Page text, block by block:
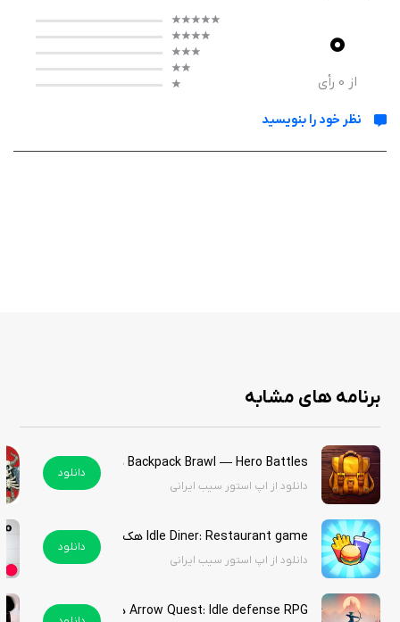
گیم‌پلی بازی ترکیبی از مدیریت منابع و پیشرفت Idle است. بازیکن باید
ساختمان‌های مختلف مانند معادن، پادگان‌ها و سازه‌های اقتصادی را توسعه
منابع جمع‌آوری می‌شوند و امکان پیشرفت فراهم است. همچنین ارتقای نیروها و
مناسب برای بازی‌های کوتاه و بلندمدت
تجربه رشد یک امپراتوری قدرتمند
Crown Rumble: Idle Kingdoms یک بازی استراتژی سرگرم‌کننده است که با
ترکیب مکانیک‌های Idle و مدیریت پادشاهی، تجربه‌ای آرام اما جذاب از ساخت
پیشرفت تدریجی گزینه‌ای مناسب محسوب می‌شود.
0
از 0 رأی
نظر خود را بنویسید
برنامه های مشابه
Backpack Brawl — Hero Battles هک شده
دانلود از اپ استور سیب ایرانی
دانلود
Idle Diner: Restaurant game هک شده
دانلود از اپ استور سیب ایرانی
دانلود
Arrow Quest: Idle defense RPG هک شده